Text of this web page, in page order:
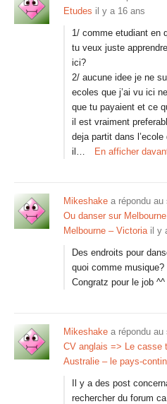
Etudes il y a 16 ans
1/ comme etudiant en
tu veux juste
ici?
2/ aucune idee je ne
ecoles que j’ai vu ici
que tu payaient et ce
il est vraiment
deja partit dans
il…
En afficher
Mikeshake a répondu au
Ou danser sur Melbourne
Melbourne – Victoria il y
Des endroits pour
quoi comme musique?
Congratz pour le job ^^
Mikeshake a répondu au
CV anglais => Le casse
Australie – le pays-
Il y a des post
rechercher du forum